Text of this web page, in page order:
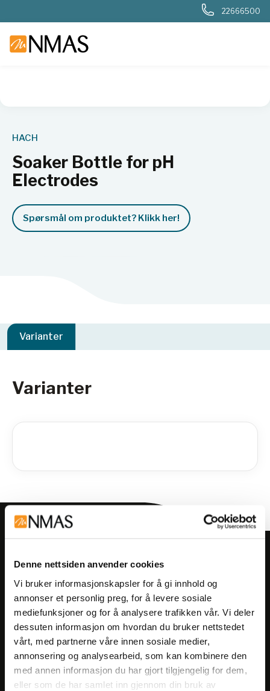
Denne nettsiden anvender cookies
Vi bruker informasjonskapsler for å gi innhold og
annonser et personlig preg, for å levere sosiale
mediefunksjoner og for å analysere trafikken vår. Vi deler
dessuten informasjon om hvordan du bruker nettstedet
vårt, med partnerne våre innen sosiale medier,
annonsering og analysearbeid, som kan kombinere den
med annen informasjon du har gjort tilgjengelig for dem,
eller som de har samlet inn gjennom din bruk av
22666500
HACH
Soaker Bottle for pH
Electrodes
Spørsmål om produktet? Klikk her!
Varianter
Varianter
Meld deg på vårt nyhetsbrev!
arrangementer og kampanjer.
Meld på nyhetsbrev